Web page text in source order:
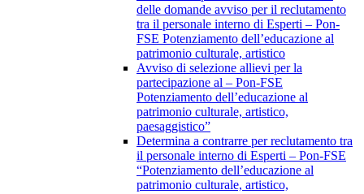
delle domande avviso per il reclutamento
tra il personale interno di Esperti – Pon-
FSE Potenziamento dell’educazione al
patrimonio culturale, artistico
Avviso di selezione allievi per la
partecipazione al – Pon-FSE
Potenziamento dell’educazione al
patrimonio culturale, artistico,
paesaggistico”
Determina a contrarre per reclutamento tra
il personale interno di Esperti – Pon-FSE
“Potenziamento dell’educazione al
patrimonio culturale, artistico,